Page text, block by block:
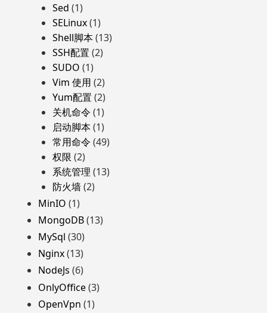
Sed (1)
SELinux(1)
Shell脚本(13)
SSH配置 (2)
SUDO (1)
Vim 使用 (2)
Yum配置 (2)
关机命令 (1)
启动脚本(1)
常用命令 (49)
权限 (2)
系统管理 (13)
防火墙(2)
MinIO (1)
MongoDB(13)
MySql (30)
Nginx(13)
NodeJs (6)
OnlyOffice(3)
OpenVpn (1)